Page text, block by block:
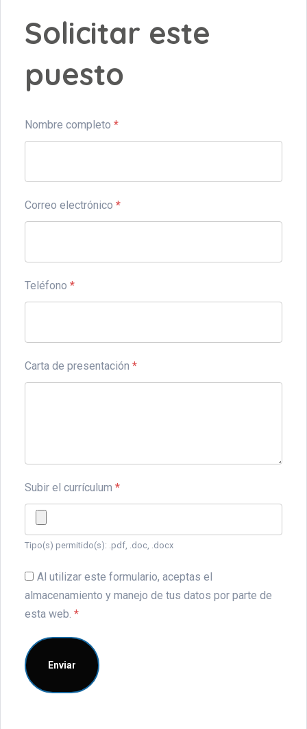
Solicitar este
puesto
Nombre completo *
Correo electrónico *
Teléfono *
Carta de presentación *
Subir el currículum *
Tipo(s) permitido(s): .pdf, .doc, .docx
Al utilizar este formulario, aceptas el
almacenamiento y manejo de tus datos por parte de
esta web. *